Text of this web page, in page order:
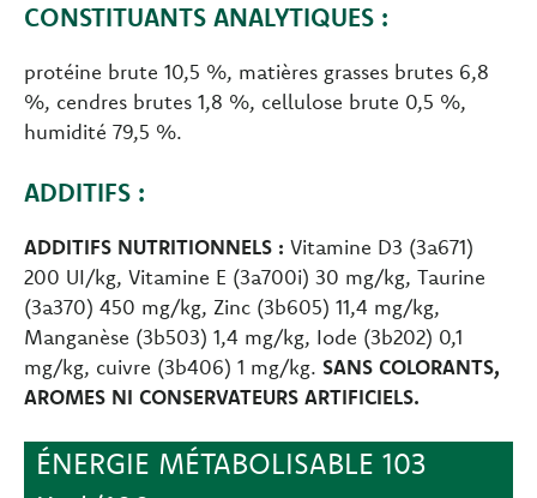
CONSTITUANTS ANALYTIQUES :
protéine brute 10,5 %, matières grasses brutes 6,8
%, cendres brutes 1,8 %, cellulose brute 0,5 %,
humidité 79,5 %.
ADDITIFS :
ADDITIFS NUTRITIONNELS : Vitamine D3 (3a671)
200 UI/kg, Vitamine E (3a700i) 30 mg/kg, Taurine
(3a370) 450 mg/kg, Zinc (3b605) 11,4 mg/kg,
Manganèse (3b503) 1,4 mg/kg, Iode (3b202) 0,1
mg/kg, cuivre (3b406) 1 mg/kg. SANS COLORANTS,
AROMES NI CONSERVATEURS ARTIFICIELS.
ÉNERGIE MÉTABOLISABLE 103